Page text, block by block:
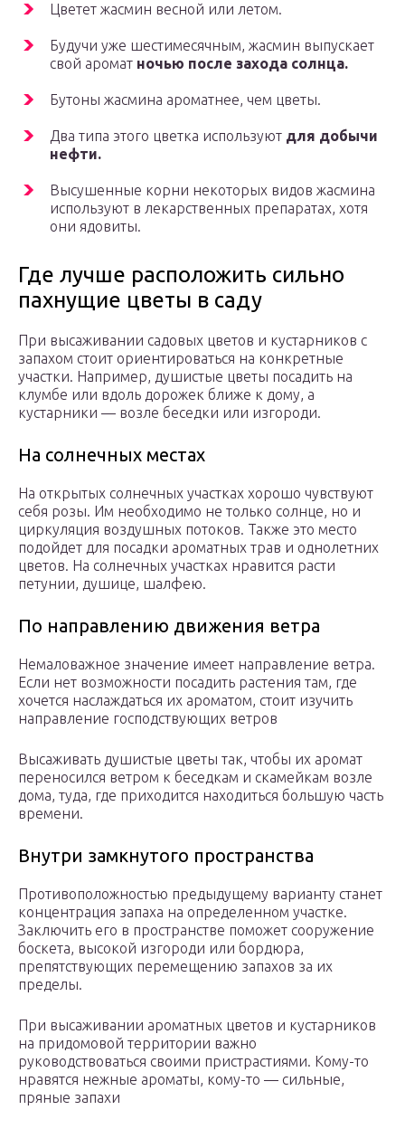
Цветет жасмин весной или летом.
Будучи уже шестимесячным, жасмин выпускает
свой аромат ночью после захода солнца.
Бутоны жасмина ароматнее, чем цветы.
Два типа этого цветка используют для добычи
нефти.
Высушенные корни некоторых видов жасмина
используют в лекарственных препаратах, хотя
они ядовиты.
Где лучше расположить сильно
пахнущие цветы в саду
При высаживании садовых цветов и кустарников с
запахом стоит ориентироваться на конкретные
участки. Например, душистые цветы посадить на
клумбе или вдоль дорожек ближе к дому, а
кустарники — возле беседки или изгороди.
На солнечных местах
На открытых солнечных участках хорошо чувствуют
себя розы. Им необходимо не только солнце, но и
циркуляция воздушных потоков. Также это место
подойдет для посадки ароматных трав и однолетних
цветов. На солнечных участках нравится расти
петунии, душице, шалфею.
По направлению движения ветра
Немаловажное значение имеет направление ветра.
Если нет возможности посадить растения там, где
хочется наслаждаться их ароматом, стоит изучить
направление господствующих ветров
Высаживать душистые цветы так, чтобы их аромат
переносился ветром к беседкам и скамейкам возле
дома, туда, где приходится находиться большую часть
времени.
Внутри замкнутого пространства
Противоположностью предыдущему варианту станет
концентрация запаха на определенном участке.
Заключить его в пространстве поможет сооружение
боскета, высокой изгороди или бордюра,
препятствующих перемещению запахов за их
пределы.
При высаживании ароматных цветов и кустарников
на придомовой территории важно
руководствоваться своими пристрастиями. Кому-то
нравятся нежные ароматы, кому-то — сильные,
пряные запахи